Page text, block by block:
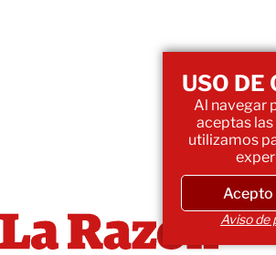
USO DE
Al navegar
aceptas
utilizamos
Acepto
Aviso de